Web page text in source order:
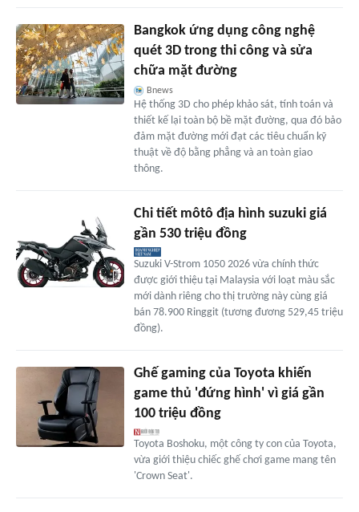
Bangkok ứng dụng công nghệ
quét 3D trong thi công và sửa
chữa mặt đường
Bnews
Hệ thống 3D cho phép khảo sát, tính toán và
thiết kế lại toàn bộ bề mặt đường, qua đó bảo
đảm mặt đường mới đạt các tiêu chuẩn kỹ
thuật về độ bằng phẳng và an toàn giao
thông.
Chi tiết môtô địa hình suzuki giá
gần 530 triệu đồng
Suzuki V-Strom 1050 2026 vừa chính thức
được giới thiệu tại Malaysia với loạt màu sắc
mới dành riêng cho thị trường này cùng giá
bán 78.900 Ringgit (tương đương 529,45 triệu
đồng).
Ghế gaming của Toyota khiến
game thủ 'đứng hình' vì giá gần
100 triệu đồng
Toyota Boshoku, một công ty con của Toyota,
vừa giới thiệu chiếc ghế chơi game mang tên
'Crown Seat'.